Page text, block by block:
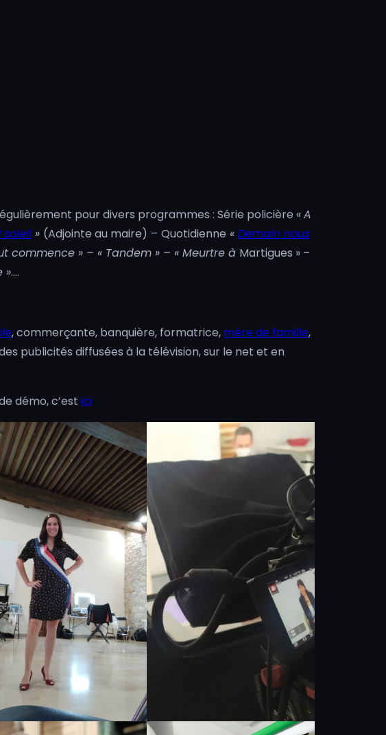
pour divers programmes : Série policière «A
soleil » (Adjointe au maire) – Quotidienne « Demain nous
commence » – « Tandem » – « Meurtre à Martigues » –
»….
, commerçante, banquière, formatrice, mère de famille,
publicités diffusées à la télévision, sur le net et en
démo, c’est ici